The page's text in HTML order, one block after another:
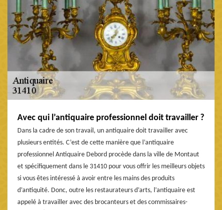
Avec qui l’antiquaire professionnel doit travailler ?
Dans la cadre de son travail, un antiquaire doit travailler avec
plusieurs entités. C’est de cette manière que l’antiquaire
professionnel Antiquaire Debord procède dans la ville de Montaut
et spécifiquement dans le 31410 pour vous offrir les meilleurs objets
si vous êtes intéressé à avoir entre les mains des produits
d’antiquité. Donc, outre les restaurateurs d’arts, l’antiquaire est
appelé à travailler avec des brocanteurs et des commissaires-